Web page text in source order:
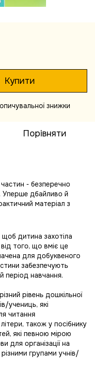
Купити
знижки
Порівняти
- безперечно
Уперше дбайливо й
матеріал з
дитина захотіла
того, що вміє це
для добуквеного
забезпечують
період навчання.
рівень дошкільної
учениць, які
читання
також у посібнику
які певною мірою
для організації на
групами учнів/